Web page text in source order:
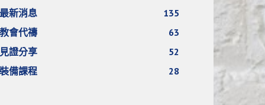
最新消息
135
教會代禱
63
見證分享
52
裝備課程
28